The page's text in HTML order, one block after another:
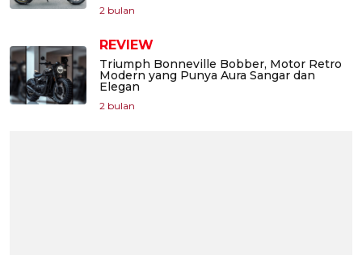
2 bulan
REVIEW
Triumph Bonneville Bobber, Motor Retro
Modern yang Punya Aura Sangar dan
Elegan
2 bulan